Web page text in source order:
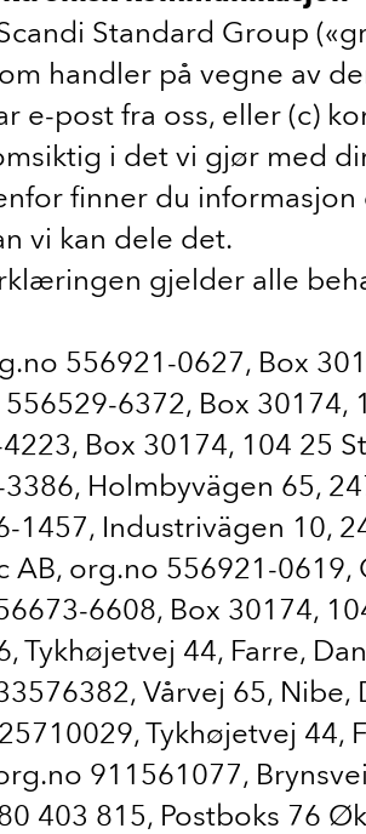
Standard Group
handler på vegne av
e-post fra oss, eller (c)
i det vi gjør med
finner du
vi kan dele det.
gjelder alle
556921-0627, Box
6372, Box 30174,
Box 30174, 104 25
Holmbyvägen 65,
1457, Industrivägen 10,
org.no 556921-
6608, Box 30174,
Tykhøjetvej 44, Farre,
Vårvej 65, Nibe,
Tykhøjetvej 44,
911561077,
403 815, Postboks 76